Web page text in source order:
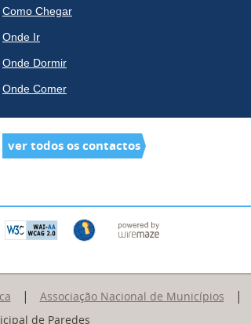
Como Chegar
Onde Ir
Onde Dormir
Onde Comer
ver todos os contactos
| Associação Nacional de Municípios |
de Paredes